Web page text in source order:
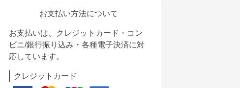
お支払い方法について
お支払いは、クレジットカード・コン
ビニ/銀行振り込み・各種電子決済に対
応しています。
クレジットカード